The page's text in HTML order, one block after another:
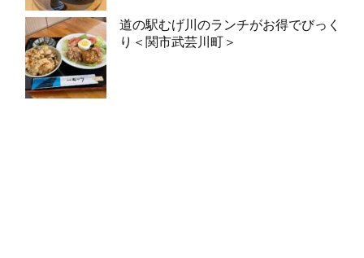
道の駅むげ川のランチがお得でびっく
り＜関市武芸川町＞